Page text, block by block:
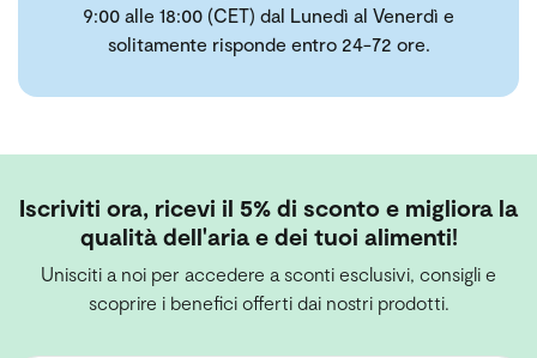
9:00 alle 18:00 (CET) dal Lunedì al Venerdì e
solitamente risponde entro 24-72 ore.
Iscriviti ora, ricevi il 5% di sconto e migliora la
qualità dell'aria e dei tuoi alimenti!
Unisciti a noi per accedere a sconti esclusivi, consigli e
scoprire i benefici offerti dai nostri prodotti.